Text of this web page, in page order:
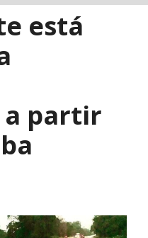
está
partir